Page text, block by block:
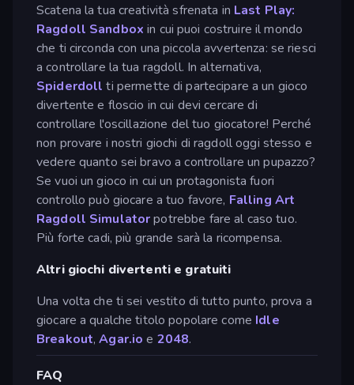
Scatena la tua creatività sfrenata in Last Play:
Ragdoll Sandbox in cui puoi costruire il mondo
che ti circonda con una piccola avvertenza: se riesci
a controllare la tua ragdoll. In alternativa,
Spiderdoll ti permette di partecipare a un gioco
divertente e floscio in cui devi cercare di
controllare l'oscillazione del tuo giocatore! Perché
non provare i nostri giochi di ragdoll oggi stesso e
vedere quanto sei bravo a controllare un pupazzo?
Se vuoi un gioco in cui un protagonista fuori
controllo può giocare a tuo favore, Falling Art
Ragdoll Simulatorpotrebbe fare al caso tuo.
Più forte cadi, più grande sarà la ricompensa.
Altri giochi divertenti e gratuiti
Una volta che ti sei vestito di tutto punto, prova a
giocare a qualche titolo popolare come Idle
Breakout,Agar.io e 2048.
FAQ